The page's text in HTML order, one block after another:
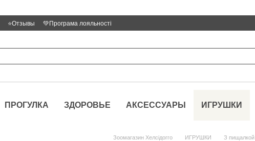
⭐Отзывы 💚Програма лояльності
ПРОГУЛКА ЗДОРОВЬЕ АКСЕССУАРЫ ИГРУШКИ
Зоомагазин Хелсідогго ИГРУШКИ З пищалкой